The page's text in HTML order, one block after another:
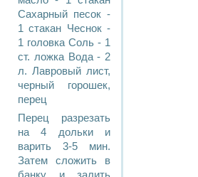
Сахарный песок -
1 стакан Чеснок -
1 головка Соль - 1
ст. ложка Вода - 2
л. Лавровый лист,
черный горошек,
перец
Перец разрезать
на 4 дольки и
варить 3-5 мин.
Затем сложить в